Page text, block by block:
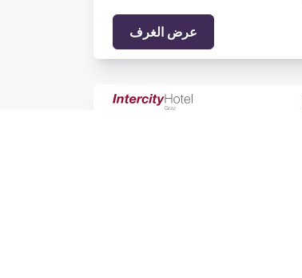
عرض الغرف